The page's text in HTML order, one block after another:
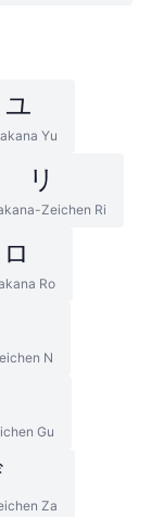
ユ
Yu
リ
Zeichen Ri
ロ
Ro
N
Gu
Za